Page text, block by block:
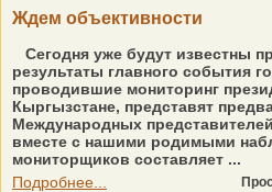
Ждем объективности
Сегодня уже будут известны
результаты главного события
проводившие мониторинг
Кыргызстане, представят
Международных
вместе с нашими родимыми
мониторщиков составляет ...
Подробнее...